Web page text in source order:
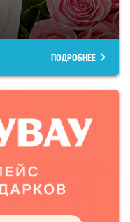
ПОДРОБНЕЕ